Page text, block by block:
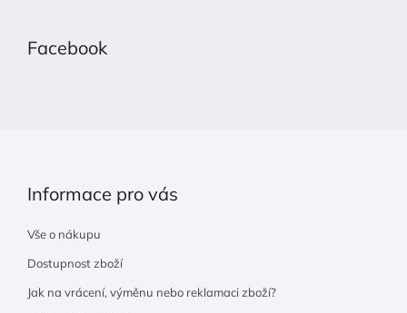
Facebook
Informace pro vás
Vše o nákupu
Dostupnost zboží
Jak na vrácení, výměnu nebo reklamaci zboží?